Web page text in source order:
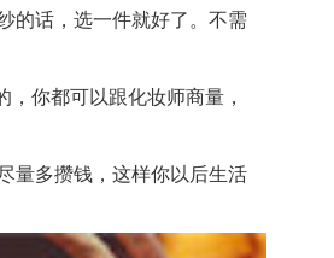
的话，选一件就好了。不需
你都可以跟化妆师商量，
量多攒钱，这样你以后生活